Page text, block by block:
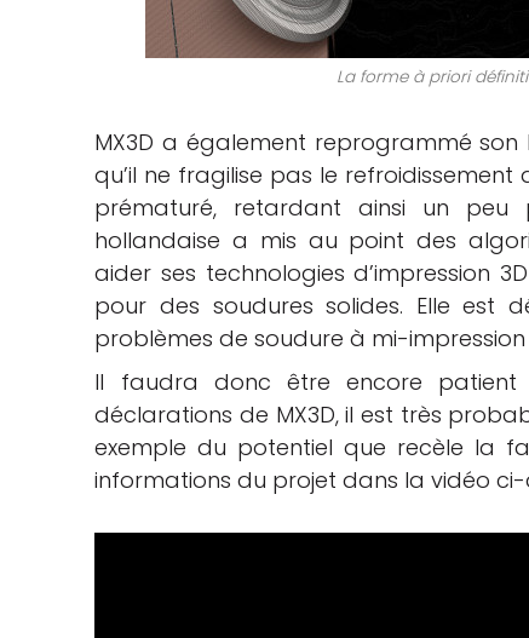
La forme à priori
MX3D a également reprogrammé
qu’il ne fragilise pas le
prématuré, retardant ainsi un peu
hollandaise a mis au point des
aider ses technologies d’impression
pour des soudures solides. Elle est
problèmes de soudure à mi-
Il faudra donc être encore
déclarations de MX3D, il est très
exemple du potentiel que recèle la
informations du projet dans la vidéo